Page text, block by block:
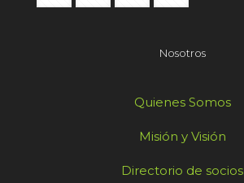
Nosotros
Quienes Somos
Misión y Visión
Directorio de socios